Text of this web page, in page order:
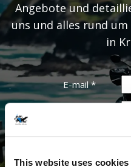
This website uses cookies
Angebote und
uns und alles rund
in
E-mail*